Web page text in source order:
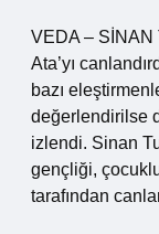
VEDA – SİNAN
Ata’yı
bazı
değerlendirilse
izlendi. Sinan
gençliği,
tarafından